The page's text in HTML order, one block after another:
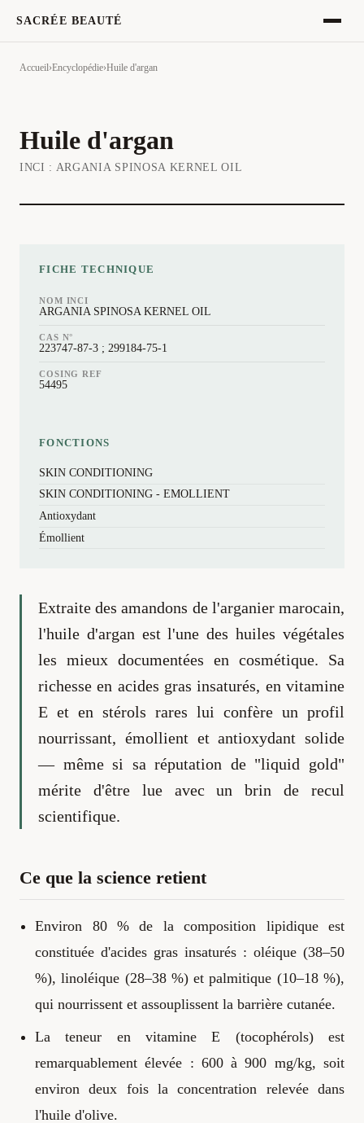
SACRÉE BEAUTÉ
Accueil›Encyclopédie›Huile d'argan
Huile d'argan
INCI : ARGANIA SPINOSA KERNEL OIL
Extraite des amandons de l'arganier marocain,
l'huile d'argan est l'une des huiles végétales
les mieux documentées en cosmétique. Sa
richesse en acides gras insaturés, en vitamine
E et en stérols rares lui confère un profil
nourrissant, émollient et antioxydant solide
— même si sa réputation de "liquid gold"
mérite d'être lue avec un brin de recul
scientifique.
Ce que la science retient
Environ 80 % de la composition lipidique est
constituée d'acides gras insaturés : oléique (38–50
%), linoléique (28–38 %) et palmitique (10–18 %),
qui nourrissent et assouplissent la barrière cutanée.
La teneur en vitamine E (tocophérols) est
remarquablement élevée : 600 à 900 mg/kg, soit
environ deux fois la concentration relevée dans
l'huile d'olive.
FICHE TECHNIQUE
NOM INCI
ARGANIA SPINOSA KERNEL OIL
CAS N°
223747-87-3 ; 299184-75-1
COSING REF
54495
FONCTIONS
SKIN CONDITIONING
SKIN CONDITIONING - EMOLLIENT
Antioxydant
Émollient